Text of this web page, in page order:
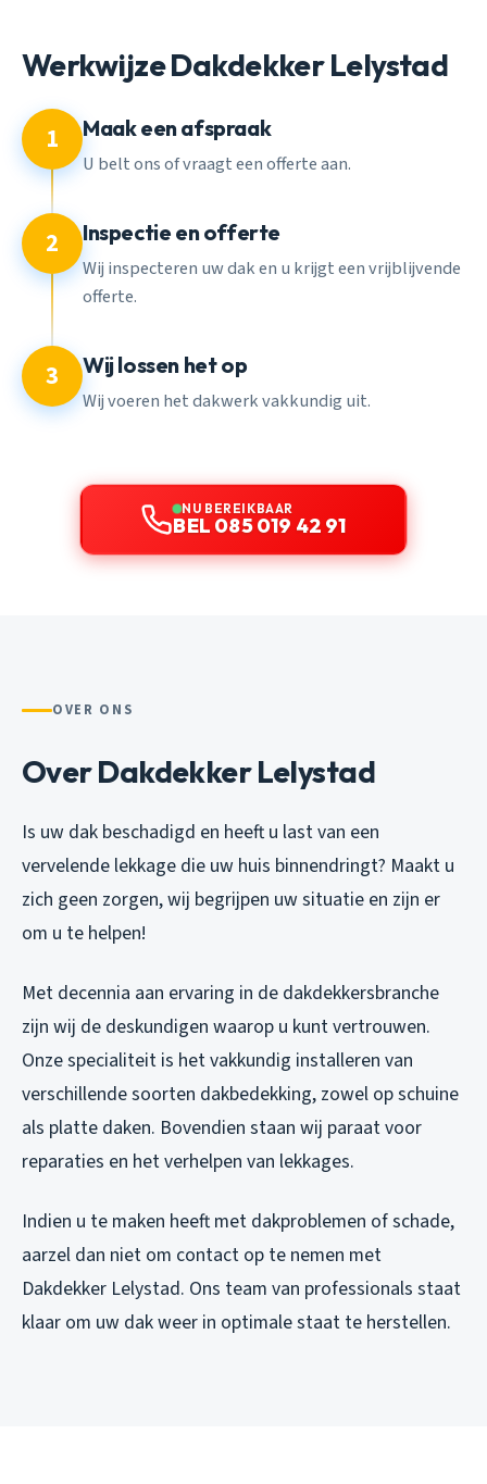
Werkwijze Dakdekker Lelystad
1 Maak een afspraak
U belt ons of vraagt een offerte aan.
2 Inspectie en offerte
Wij inspecteren uw dak en u krijgt een vrijblijvende
offerte.
3 Wij lossen het op
Wij voeren het dakwerk vakkundig uit.
NU BEREIKBAAR
BEL 085 019 42 91
OVER ONS
Over Dakdekker Lelystad
Is uw dak beschadigd en heeft u last van een
vervelende lekkage die uw huis binnendringt? Maakt u
zich geen zorgen, wij begrijpen uw situatie en zijn er
om u te helpen!
Met decennia aan ervaring in de dakdekkersbranche
zijn wij de deskundigen waarop u kunt vertrouwen.
Onze specialiteit is het vakkundig installeren van
verschillende soorten dakbedekking, zowel op schuine
als platte daken. Bovendien staan wij paraat voor
reparaties en het verhelpen van lekkages.
Indien u te maken heeft met dakproblemen of schade,
aarzel dan niet om contact op te nemen met
Dakdekker Lelystad. Ons team van professionals staat
klaar om uw dak weer in optimale staat te herstellen.